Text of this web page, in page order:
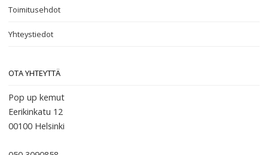
Toimitusehdot
Yhteystiedot
OTA YHTEYTTÄ
Pop up kemut
Eerikinkatu 12
00100 Helsinki